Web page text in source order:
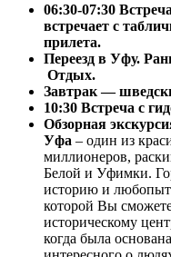
06:30-07:30
встречает с
прилета.
Переезд в Уфу.
Отдых.
Завтрак —
10:30 Встреча с
Обзорная
Уфа – один из
миллионеров,
Белой и Уфимки.
историю и
которой Вы
историческому
когда была